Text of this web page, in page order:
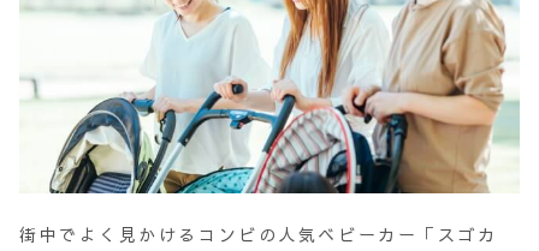
街中でよく見かけるコンビの人気ベビーカー「スゴカ